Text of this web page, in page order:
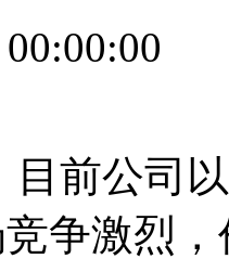
目前公司
争激烈